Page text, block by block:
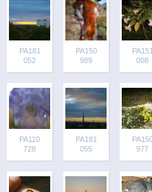
PA181
052
PA150
989
008
PA110
728
PA181
055
977